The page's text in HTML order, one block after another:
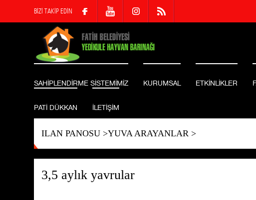
BİZİ TAKİP EDİN
SAHİPLENDİRME SİSTEMİMİZ KURUMSAL ETKİNLİKLER
PATİ DÜKKAN İLETİŞİM
ILAN PANOSU>YUVA ARAYANLAR>
3,5 aylık yavrular